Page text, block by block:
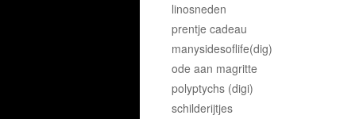
linosneden
prentje cadeau
manysidesoflife(dig)
ode aan magritte
polyptychs (digi)
schilderijtjes